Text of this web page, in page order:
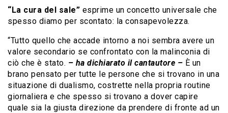
“La cura del sale” esprime un concetto universale che
spesso diamo per scontato: la consapevolezza.
“Tutto quello che accade intorno a noi sembra avere un
valore secondario se confrontato con la malinconia di
ciò che è stato. – ha dichiarato il cantautore – È un
brano pensato per tutte le persone che si trovano in una
situazione di dualismo, costrette nella propria routine
giornaliera e che spesso si trovano a dover capire
quale sia la giusta direzione da prendere di fronte ad un